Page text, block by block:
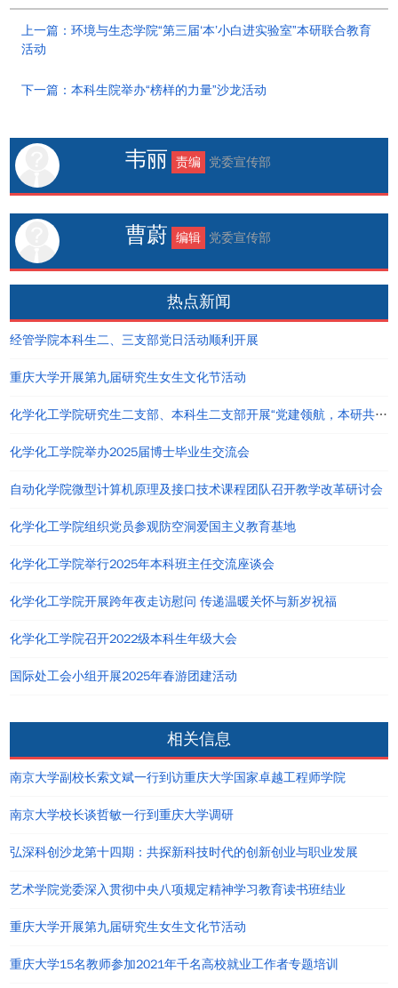
上一篇：环境与生态学院“第三届‘本’小白进实验室”本研联合教育
活动
下一篇：本科生院举办“榜样的力量”沙龙活动
韦丽 责编 党委宣传部
曹蔚 编辑 党委宣传部
热点新闻
经管学院本科生二、三支部党日活动顺利开展
重庆大学开展第九届研究生女生文化节活动
化学化工学院研究生二支部、本科生二支部开展“党建领航，本研共进”主题党日活动
化学化工学院举办2025届博士毕业生交流会
自动化学院微型计算机原理及接口技术课程团队召开教学改革研讨会
化学化工学院组织党员参观防空洞爱国主义教育基地
化学化工学院举行2025年本科班主任交流座谈会
化学化工学院开展跨年夜走访慰问 传递温暖关怀与新岁祝福
化学化工学院召开2022级本科生年级大会
国际处工会小组开展2025年春游团建活动
相关信息
南京大学副校长索文斌一行到访重庆大学国家卓越工程师学院
南京大学校长谈哲敏一行到重庆大学调研
弘深科创沙龙第十四期：共探新科技时代的创新创业与职业发展
艺术学院党委深入贯彻中央八项规定精神学习教育读书班结业
重庆大学开展第九届研究生女生文化节活动
重庆大学15名教师参加2021年千名高校就业工作者专题培训